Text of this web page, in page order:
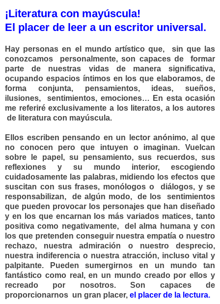
¡Literatura con mayúscula!
El placer de leer a un escritor universal.
Hay personas en el mundo artístico que, sin que las
conozcamos personalmente, son capaces de formar
parte de nuestras vidas de manera significativa,
ocupando espacios íntimos en los que elaboramos, de
forma conjunta, pensamientos, ideas, sueños,
ilusiones, sentimientos, emociones… En esta ocasión
me referiré exclusivamente a los literatos, a los autores
de literatura con mayúscula.
Ellos escriben pensando en un lector anónimo, al que
no conocen pero que intuyen o imaginan. Vuelcan
sobre le papel, su pensamiento, sus recuerdos, sus
reflexiones y su mundo interior, escogiendo
cuidadosamente las palabras, midiendo los efectos que
suscitan con sus frases, monólogos o diálogos, y se
responsabilizan, de algún modo, de los sentimientos
que pueden provocar los personajes que han diseñado
y en los que encarnan los más variados matices, tanto
positiva como negativamente, del alma humana y con
los que pretenden conseguir nuestra empatía o nuestro
rechazo, nuestra admiración o nuestro desprecio,
nuestra indiferencia o nuestra atracción, incluso vital y
palpitante. Pueden sumergirnos en un mundo tan
fantástico como real, en un mundo creado por ellos y
recreado por nosotros. Son capaces de
proporcionarnos un gran placer, el placer de la lectura.